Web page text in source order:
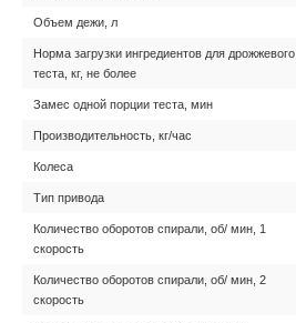
Объем дежи, л
Норма загрузки ингредиентов для дрожжевого
теста, кг, не более
Замес одной порции теста, мин
Производительность, кг/час
Колеса
Тип привода
Количество оборотов спирали, об/ мин, 1
скорость
Количество оборотов спирали, об/ мин, 2
скорость